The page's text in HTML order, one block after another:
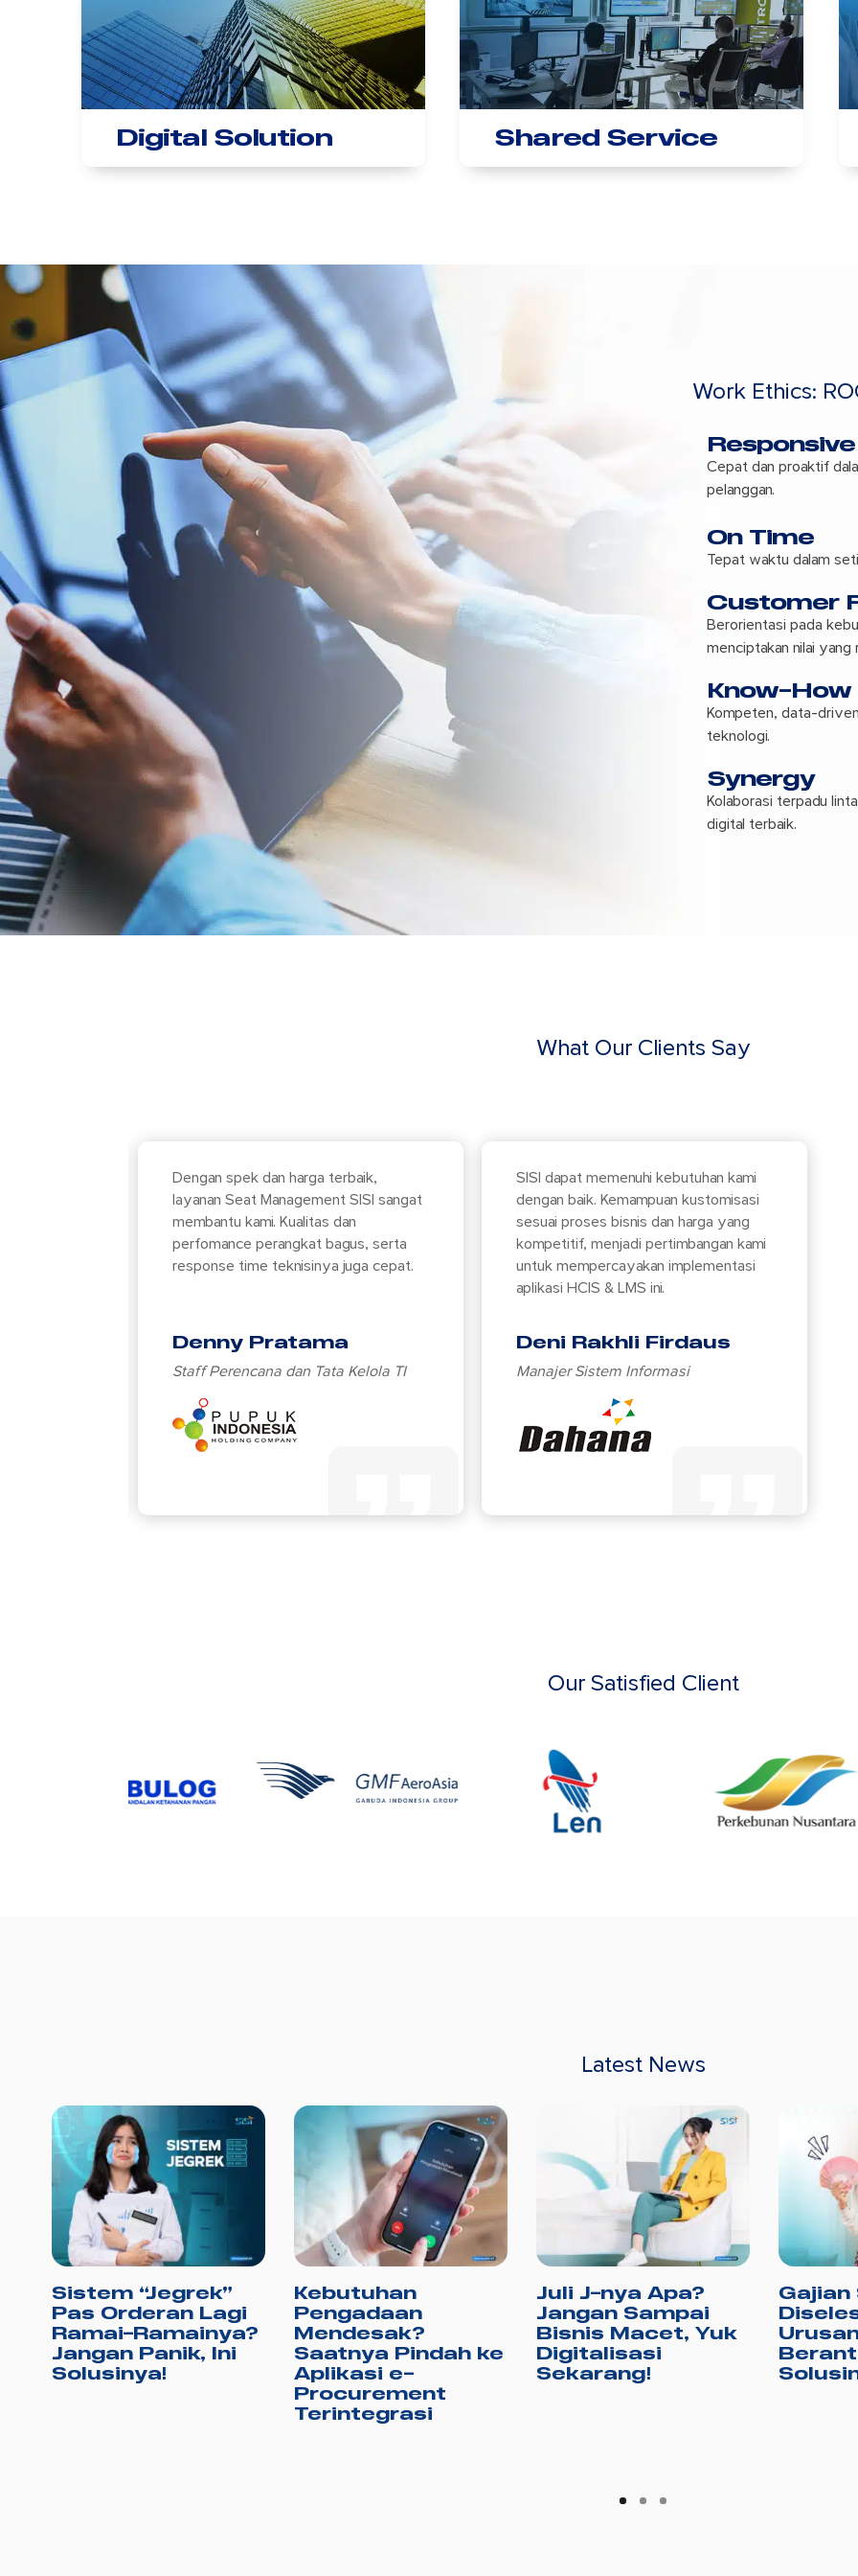
Digital Solution Shared Service
Work Ethics:
Responsive
Cepat dan proaktif
pelanggan.
On Time
Tepat waktu dalam
Customer
Berorientasi pada
menciptakan nilai yang
Know-How
Kompeten, data-
teknologi.
Synergy
Kolaborasi terpadu
digital terbaik.
What Our Clients Say
Dengan spek dan harga terbaik,
layanan Seat Management SISI sangat
membantu kami. Kualitas dan
perfomance perangkat bagus, serta
response time teknisinya juga cepat.
Denny Pratama
Staff Perencana dan Tata Kelola TI
SISI dapat memenuhi kebutuhan kami
dengan baik. Kemampuan kustomisasi
sesuai proses bisnis dan harga yang
kompetitif, menjadi pertimbangan kami
untuk mempercayakan implementasi
aplikasi HCIS & LMS ini.
Deni Rakhli Firdaus
Manajer Sistem Informasi
Our Satisfied Client
Latest News
Sistem “Jegrek”
Pas Orderan Lagi
Ramai-Ramainya?
Jangan Panik, Ini
Solusinya!
Kebutuhan
Pengadaan
Mendesak?
Saatnya Pindah ke
Aplikasi e-
Procurement
Terintegrasi
Juli J-nya Apa?
Jangan Sampai
Bisnis Macet, Yuk
Digitalisasi
Sekarang!
Gajian